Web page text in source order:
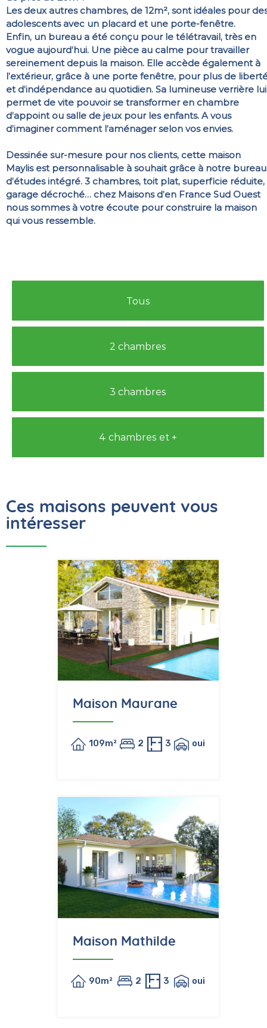
Les deux autres chambres, de 12m², sont idéales pour
adolescents avec un placard et une porte-fenêtre.
Enfin, un bureau a été conçu pour le télétravail, très en
vogue aujourd’hui. Une pièce au calme pour travailler
sereinement depuis la maison. Elle accède également à
l’extérieur, grâce à une porte fenêtre, pour plus de
et d’indépendance au quotidien. Sa lumineuse verrière lui
permet de vite pouvoir se transformer en chambre
d’appoint ou salle de jeux pour les enfants. A vous
d’imaginer comment l’aménager selon vos envies.
Dessinée sur-mesure pour nos clients, cette maison
Maylis est personnalisable à souhait grâce à notre bureau
d’études intégré. 3 chambres, toit plat, superficie réduite,
garage décroché… chez Maisons d’en France Sud Ouest
nous sommes à votre écoute pour construire la maison
qui vous ressemble.
Tous
2 chambres
3 chambres
4 chambres et +
Ces maisons peuvent vous
intéresser
Maison Maurane
109m² 2 3 oui
Maison Mathilde
90m² 2 3 oui